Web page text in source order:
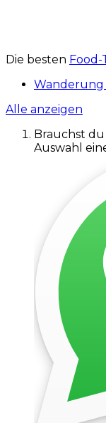
Die besten Food-
Wanderung
Alle anzeigen
Brauchst
Auswahl